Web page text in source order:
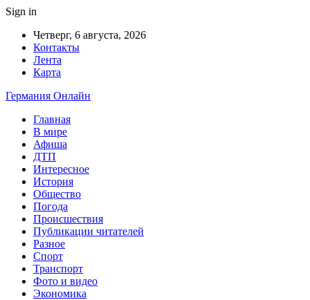
Sign in
Четверг, 6 августа, 2026
Контакты
Лента
Карта
Германия Онлайн
Главная
В мире
Афиша
ДТП
Интересное
История
Общество
Погода
Происшествия
Публикации читателей
Разное
Спорт
Транспорт
Фото и видео
Экономика